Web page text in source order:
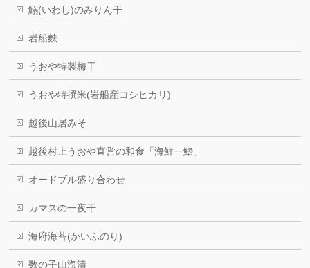
鰯(いわし)のみりん干
岩船麩
うおや特製梅干
うおや特撰米(岩船産コシヒカリ)
越後山居みそ
越後村上うおや直営の和食「海鮮一鰭」
オードブル盛り合わせ
カマスの一夜干
海府海苔(かいふのり)
数の子山海漬